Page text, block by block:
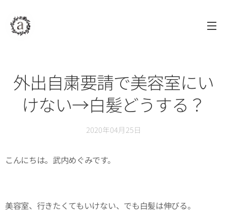
外出自粛要請で美容室にい
けない→白髪どうする？
2020年04月25日
こんにちは。武内めぐみです。
美容室、行きたくてもいけない、でも白髪は伸びる。